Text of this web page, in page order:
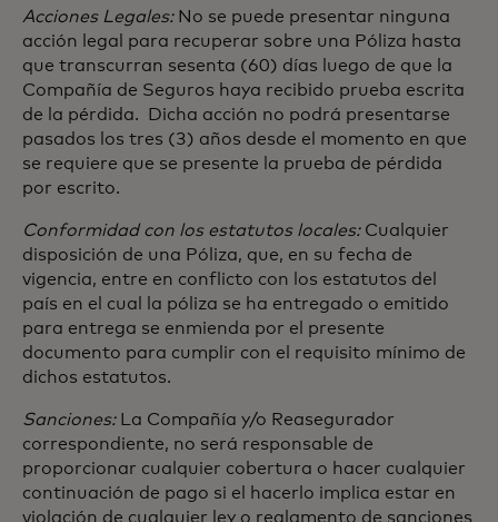
Acciones Legales:No se puede presentar ninguna
acción legal para recuperar sobre una Póliza hasta
que transcurran sesenta (60) días luego de que la
Compañía de Seguros haya recibido prueba escrita
de la pérdida. Dicha acción no podrá presentarse
pasados los tres (3) años desde el momento en que
se requiere que se presente la prueba de pérdida
por escrito.
Conformidad con los estatutos locales:Cualquier
disposición de una Póliza, que, en su fecha de
vigencia, entre en conflicto con los estatutos del
país en el cual la póliza se ha entregado o emitido
para entrega se enmienda por el presente
documento para cumplir con el requisito mínimo de
dichos estatutos.
Sanciones:
La Compañía y/o Reasegurador
correspondiente, no será responsable de
proporcionar cualquier cobertura o hacer cualquier
continuación de pago si el hacerlo implica estar en
violación de cualquier ley o reglamento de sanciones